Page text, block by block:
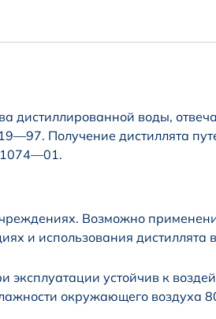
дистиллированной воды,
Получение дистиллята
Возможно
и использования дистиллята
эксплуатации устойчив к
окружающего воздуха